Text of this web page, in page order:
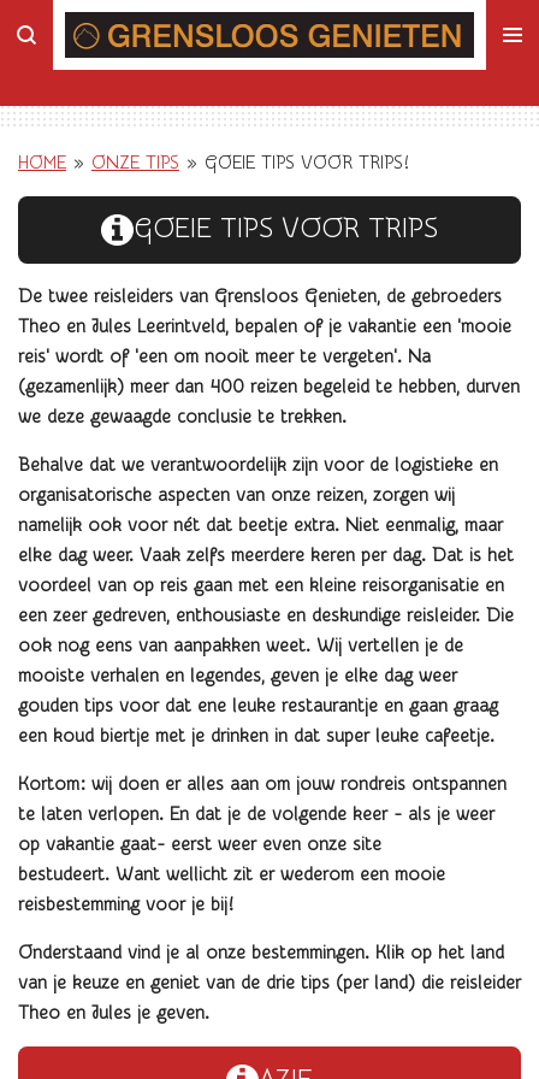
Ga
de
HOME » ONZE TIPS » GOEIE TIPS VOOR TRIPS!
GOEIE TIPS VOOR TRIPS
De twee reisleiders van Grensloos Genieten, de gebroeders
Theo en Jules Leerintveld, bepalen of je vakantie een 'mooie
reis' wordt of 'een om nooit meer te vergeten'. Na
(gezamenlijk) meer dan 400 reizen begeleid te hebben, durven
we deze gewaagde conclusie te trekken.
Behalve dat we verantwoordelijk zijn voor de logistieke en
organisatorische aspecten van onze reizen, zorgen wij
namelijk ook voor nét dat beetje extra. Niet eenmalig, maar
elke dag weer. Vaak zelfs meerdere keren per dag. Dat is het
voordeel van op reis gaan met een kleine reisorganisatie en
een zeer gedreven, enthousiaste en deskundige reisleider. Die
ook nog eens van aanpakken weet. Wij vertellen je de
mooiste verhalen en legendes, geven je elke dag weer
gouden tips voor dat ene leuke restaurantje en gaan graag
een koud biertje met je drinken in dat super leuke cafeetje.
Kortom: wij doen er alles aan om jouw rondreis ontspannen
te laten verlopen. En dat je de volgende keer - als je weer
op vakantie gaat- eerst weer even onze site
bestudeert. Want wellicht zit er wederom een mooie
reisbestemming voor je bij!
Onderstaand vind je al onze bestemmingen. Klik op het land
van je keuze en geniet van de drie tips (per land) die reisleider
Theo en Jules je geven.